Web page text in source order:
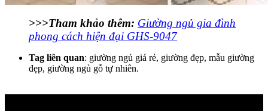
>>>Tham khảo thêm: Giường ngủ gia đình
phong cách hiện đại GHS-9047
Tag liên quan: giường ngủ giá rẻ, giường đẹp, mẫu giường
đẹp, giường ngủ gỗ tự nhiên.